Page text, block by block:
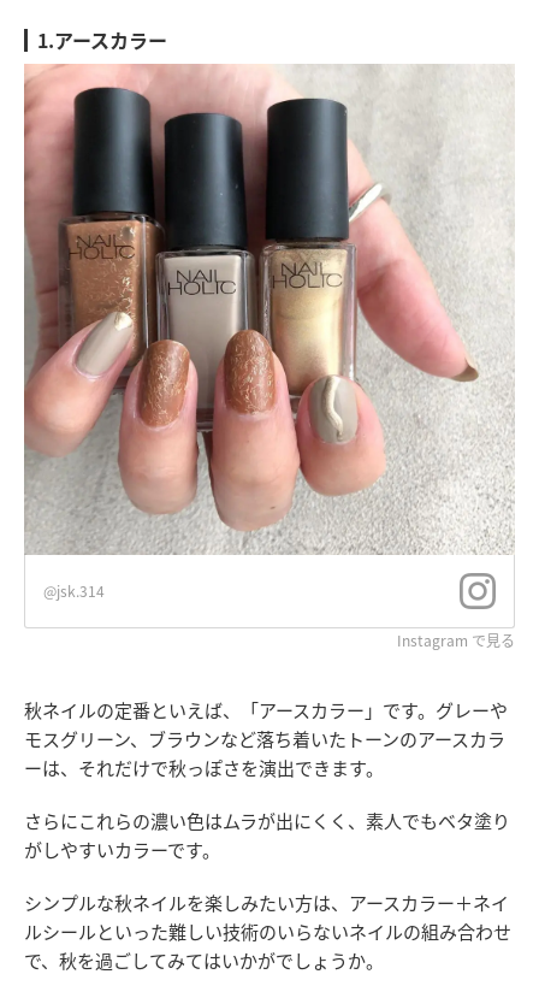
1.アースカラー
@jsk.314
Instagram で見る
秋ネイルの定番といえば、「アースカラー」です。グレーや
モスグリーン、ブラウンなど落ち着いたトーンのアースカラ
ーは、それだけで秋っぽさを演出できます。
さらにこれらの濃い色はムラが出にくく、素人でもベタ塗り
がしやすいカラーです。
シンプルな秋ネイルを楽しみたい方は、アースカラー＋ネイ
ルシールといった難しい技術のいらないネイルの組み合わせ
で、秋を過ごしてみてはいかがでしょうか。